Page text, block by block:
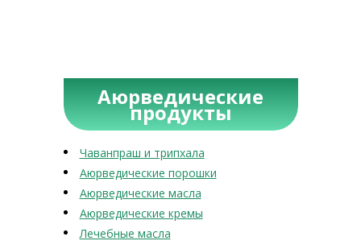
Аюрведические
продукты
Чаванпраш и трипхала
Аюрведические порошки
Аюрведические масла
Аюрведические кремы
Лечебные масла